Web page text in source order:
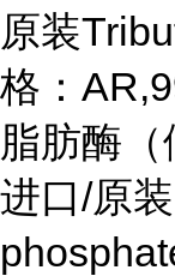
原装
格：
脂肪酶
进口/原